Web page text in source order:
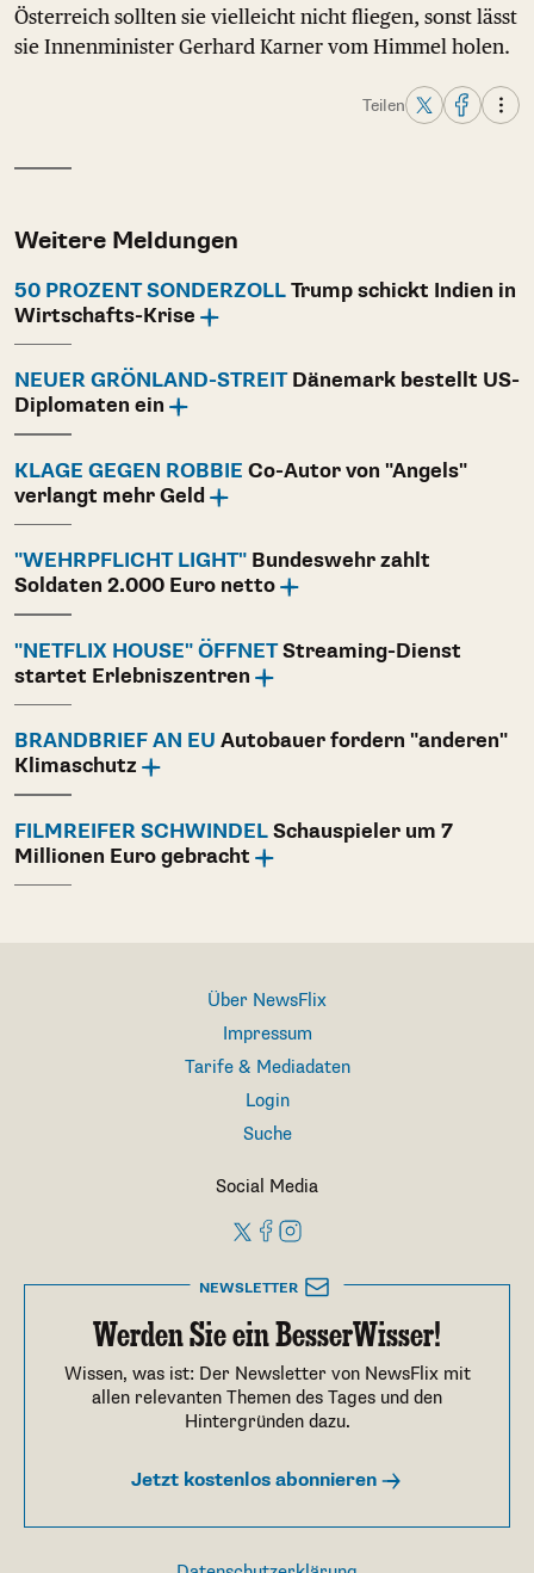
Österreich sollten sie vielleicht nicht fliegen, sonst lässt
sie Innenminister Gerhard Karner vom Himmel holen.
Teilen
Weitere Meldungen
50 PROZENT SONDERZOLL Trump schickt Indien in
Wirtschafts-Krise
NEUER GRÖNLAND-STREITDänemark bestellt US-
Diplomaten ein
KLAGE GEGEN ROBBIE Co-Autor von "Angels"
verlangt mehr Geld
"WEHRPFLICHT LIGHT" Bundeswehr zahlt
Soldaten 2.000 Euro netto
"NETFLIX HOUSE" ÖFFNETStreaming-Dienst
startet Erlebniszentren
BRANDBRIEF AN EU Autobauer fordern "anderen"
Klimaschutz
FILMREIFER SCHWINDEL Schauspieler um 7
Millionen Euro gebracht
Über NewsFlix
Impressum
Tarife & Mediadaten
Login
Suche
Social Media
NEWSLETTER
Werden Sie ein BesserWisser!
Wissen, was ist: Der Newsletter von NewsFlix mit
allen relevanten Themen des Tages und den
Hintergründen dazu.
Jetzt kostenlos abonnieren